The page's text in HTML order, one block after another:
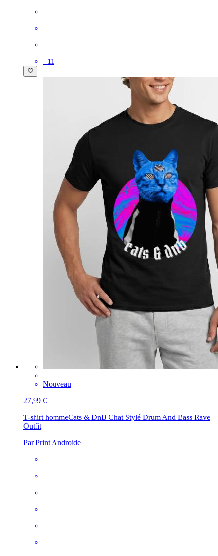
+11
Nouveau
27,99 €
T-shirt hommeCats & DnB Chat Stylé Drum And Bass Rave
Outfit
Par Print Androide